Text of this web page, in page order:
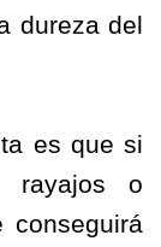
dureza del
es que si
rayajos o
conseguirá